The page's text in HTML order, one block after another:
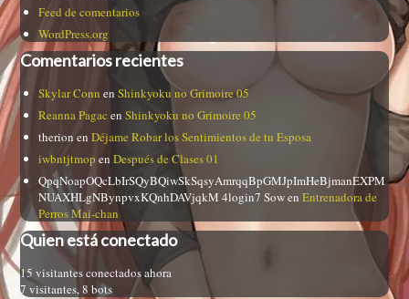
Feed de comentarios
WordPress.org
Comentarios recientes
Skylar Conn enShinkyoku no Grimoire 05
Reanna Pagac enShinkyoku no Grimoire 05
therion enDéjame Robar los Sentimientos de tu Esposa
iwbntjtmop enDespués de Clases 01
QpqNoapOQcLbIrSQyBQiwSkSqsyAmrqqBpGMJpImHeBjmanEXPM
NUAXHLgNBynpvxKQnhDAVjqkM 4login7 SowenEntrenadora de
Perros Mai-chan
Quien está conectado
15 visitantes conectados ahora
7 visitantes,8 bots